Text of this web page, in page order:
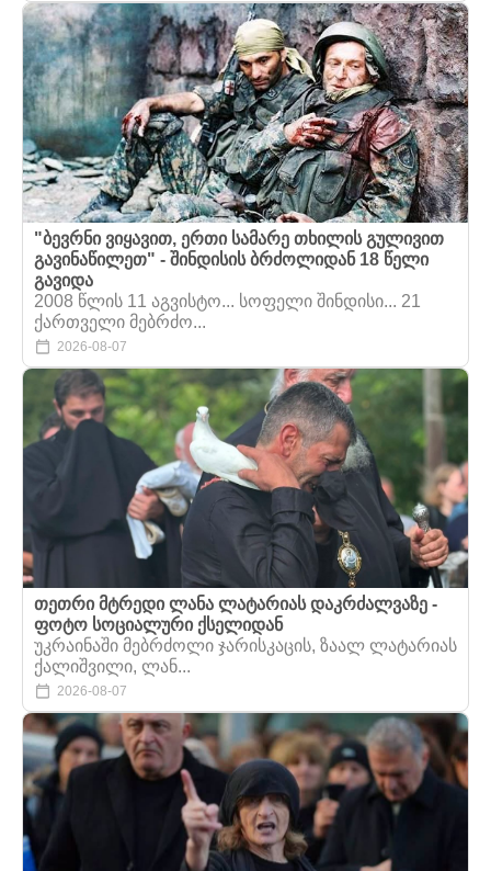
"ბევრნი ვიყავით, ერთი სამარე თხილის გულივით
გავინაწილეთ" - შინდისის ბრძოლიდან 18 წელი
გავიდა
2008 წლის 11 აგვისტო... სოფელი შინდისი... 21
ქართველი მებრძო...
2026-08-07
თეთრი მტრედი ლანა ლატარიას დაკრძალვაზე -
ფოტო სოციალური ქსელიდან
უკრაინაში მებრძოლი ჯარისკაცის, ზაალ ლატარიას
ქალიშვილი, ლან...
2026-08-07